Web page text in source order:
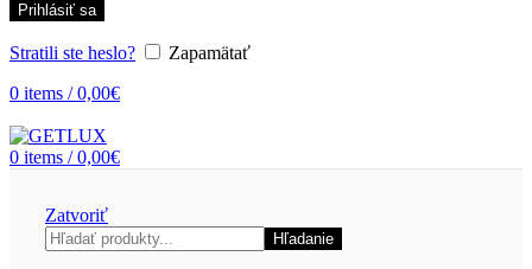
Prihlásiť sa
Stratili ste heslo?
Zapamätať
0 items / 0,00€
0 items / 0,00€
Zatvoriť
Hľadať
Hľadanie